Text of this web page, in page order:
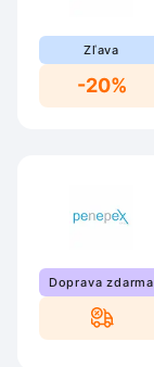
Zľava
-20%
Doprava zdarma